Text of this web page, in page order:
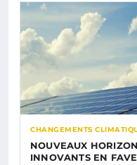
CHANGEMENTS
NOUVEAUX
INNOVANTS EN